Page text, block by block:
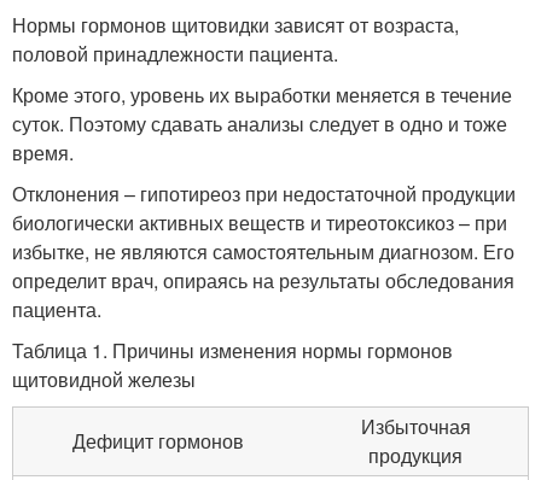
Нормы гормонов щитовидки зависят от возраста,
половой принадлежности пациента.
Кроме этого, уровень их выработки меняется в течение
суток. Поэтому сдавать анализы следует в одно и тоже
время.
Отклонения – гипотиреоз при недостаточной продукции
биологически активных веществ и тиреотоксикоз – при
избытке, не являются самостоятельным диагнозом. Его
определит врач, опираясь на результаты обследования
пациента.
Таблица 1. Причины изменения нормы гормонов
щитовидной железы
Дефицит гормонов
Избыточная
продукция